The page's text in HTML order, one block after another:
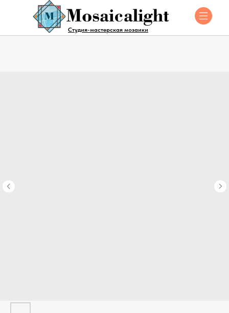
Студия-мастерская мозаики